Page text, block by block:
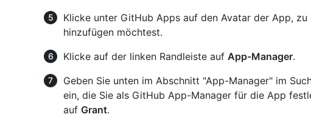
Klicke unter GitHub Apps auf den Avatar der App,
hinzufügen möchtest.
Klicke auf der linken Randleiste auf App-Manager.
Geben Sie unten im Abschnitt "App-Manager" im
ein, die Sie als GitHub App-Manager für die App
auf Grant.